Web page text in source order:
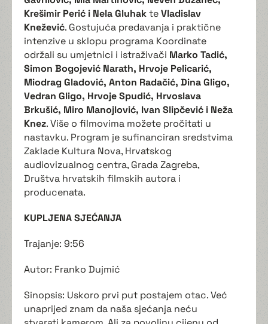
Krešimir Perić i Nela GluhakteVladislav
Knežević. Gostujuća predavanja i praktične
intenzive u sklopu programa Koordinate
održali su umjetnici i istraživači Marko Tadić,
Simon Bogojević Narath, Hrvoje Pelicarić,
Miodrag Gladović, Anton Radačić, Dina Gligo,
Vedran Gligo, Hrvoje Spudić, Hrvoslava
Brkušić, Miro Manojlović, Ivan Slipčević i Neža
Knez. Više o filmovima možete pročitati u
nastavku. Program je sufinanciran sredstvima
Zaklade Kultura Nova, Hrvatskog
audiovizualnog centra, Grada Zagreba,
Društva hrvatskih filmskih autora i
producenata.
KUPLJENA SJEĆANJA
Trajanje: 9:56
Autor: Franko Dujmić
Sinopsis: Uskoro prvi put postajem otac. Već
unaprijed znam da naša sjećanja neću